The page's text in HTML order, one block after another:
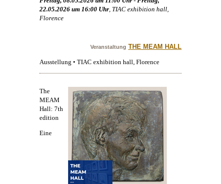
22.05.2026 um 16:00 Uhr , TIAC exhibition hall,
Florence
Veranstaltung THE MEAM HALL
Ausstellung • TIAC exhibition hall, Florence
The
MEAM
Hall: 7th
edition
Eine